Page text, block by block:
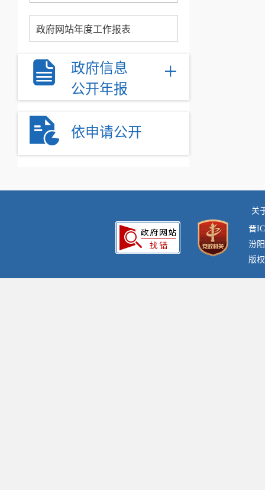
政府网站年度工作报表
政府信息
公开年报
+
依申请公开
关
晋
汾
版